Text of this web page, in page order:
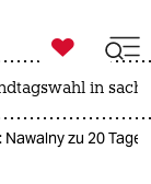

taz zahl ich
in
zu 20